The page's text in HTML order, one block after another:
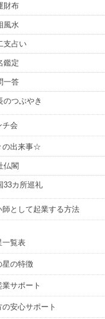
財布
風水
支占い
鑑定
一答
のつぶやき
会
出来事☆
仏閣
33カ所巡礼
として起業する方法
一覧表
星の特徴
業サポート
の安心サポート